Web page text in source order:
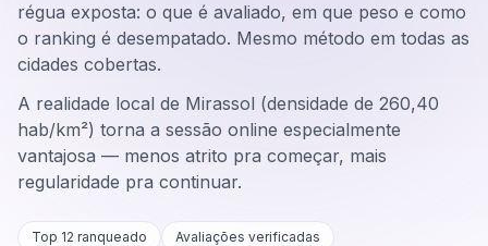
régua exposta: o que é avaliado, em que peso e como
o ranking é desempatado. Mesmo método em todas as
cidades cobertas.
A realidade local de Mirassol (densidade de 260,40
hab/km²) torna a sessão online especialmente
vantajosa — menos atrito pra começar, mais
regularidade pra continuar.
Top 12 ranqueado
Avaliações verificadas